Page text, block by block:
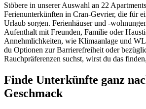
Stöbere in unserer Auswahl an 22
Ferienunterkünften in Cran-Gevrier, die für
Urlaub sorgen. Ferienhäuser und -
Aufenthalt mit Freunden, Familie oder
Annehmlichkeiten, wie Klimaanlage und
du Optionen zur Barrierefreiheit oder
Rauchpräferenzen suchst, wirst du das
Finde Unterkünfte ganz
Geschmack